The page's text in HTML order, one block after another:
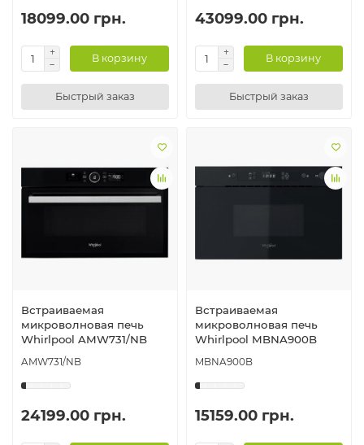
18099.00 грн.
В корзину
Быстрый заказ
43099.00 грн.
В корзину
Быстрый заказ
Встраиваемая
микроволновая печь
Whirlpool AMW731/NB
AMW731/NB
24199.00 грн.
Встраиваемая
микроволновая печь
Whirlpool MBNA900B
MBNA900B
15159.00 грн.